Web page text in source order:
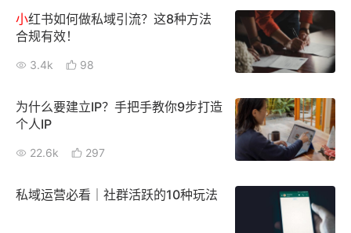
小红书如何做私域引流？这8种方法
合规有效！
3.4k 98
为什么要建立IP？手把手教你9步打造
个人IP
22.6k 297
私域运营必看｜社群活跃的10种玩法